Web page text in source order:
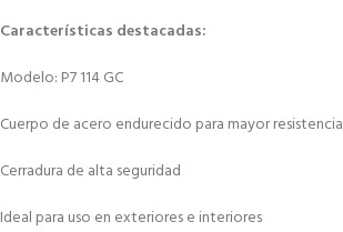
Características destacadas:
Modelo: P7 114 GC
Cuerpo de acero endurecido para mayor resistencia
Cerradura de alta seguridad
Ideal para uso en exteriores e interiores